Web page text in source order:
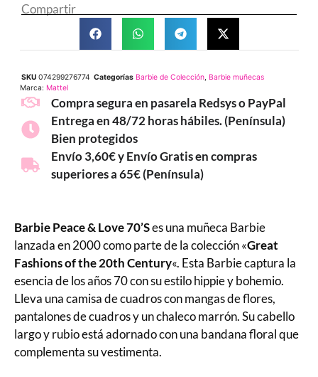
Compartir
SKU 074299276774 Categorías Barbie de Colección, Barbie muñecas
Marca: Mattel
Compra segura en pasarela Redsys o PayPal
Entrega en 48/72 horas hábiles. (Península)
Bien protegidos
Envío 3,60€ y Envío Gratis en compras
superiores a 65€ (Península)
Barbie Peace & Love 70’Ses una muñeca Barbie
lanzada en 2000 como parte de la colección «Great
Fashions of the 20th Century«. Esta Barbie captura la
esencia de los años 70 con su estilo hippie y bohemio.
Lleva una camisa de cuadros con mangas de flores,
pantalones de cuadros y un chaleco marrón. Su cabello
largo y rubio está adornado con una bandana floral que
complementa su vestimenta.